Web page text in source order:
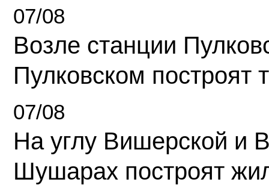
07/08
Возле станции
Пулковском построят
07/08
На углу Вишерской и
Шушарах построят